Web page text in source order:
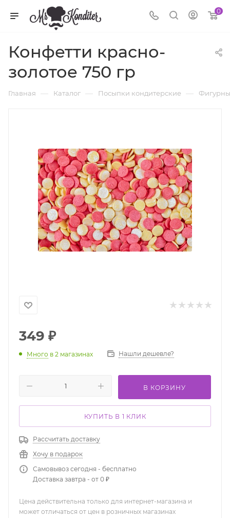
0
Конфетти красно-
золотое 750 гр
Главная — Каталог — Посыпки кондитерские —
349 ₽
Много в 2 магазинах Нашли дешевле?
В КОРЗИНУ
КУПИТЬ В 1 КЛИК
Рассчитать доставку
Хочу в подарок
Самовывоз сегодня - бесплатно
Доставка завтра - от 0 ₽
Цена действительна только для интернет-магазина и
может отличаться от цен в розничных магазинах